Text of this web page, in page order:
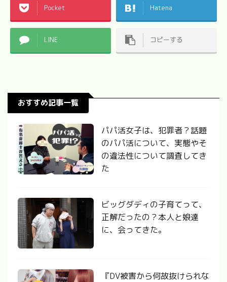
Pocket Hatena
LINE コピーする
おすすめ記事一覧
パパ活女子は、犯罪者？話題
のパパ活について、実態やそ
の違法性について調査してき
た
ビッグダディの子育てって、
正解だったの？本人と娘達
に、会ってきた。
『DV被害から何故抜けられな